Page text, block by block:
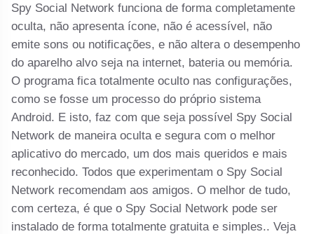
Spy Social Network funciona de forma completamente
oculta, não apresenta ícone, não é acessível, não
emite sons ou notificações, e não altera o desempenho
do aparelho alvo seja na internet, bateria ou memória.
O programa fica totalmente oculto nas configurações,
como se fosse um processo do próprio sistema
Android. E isto, faz com que seja possível Spy Social
Network de maneira oculta e segura com o melhor
aplicativo do mercado, um dos mais queridos e mais
reconhecido. Todos que experimentam o Spy Social
Network recomendam aos amigos. O melhor de tudo,
com certeza, é que o Spy Social Network pode ser
instalado de forma totalmente gratuita e simples.. Veja